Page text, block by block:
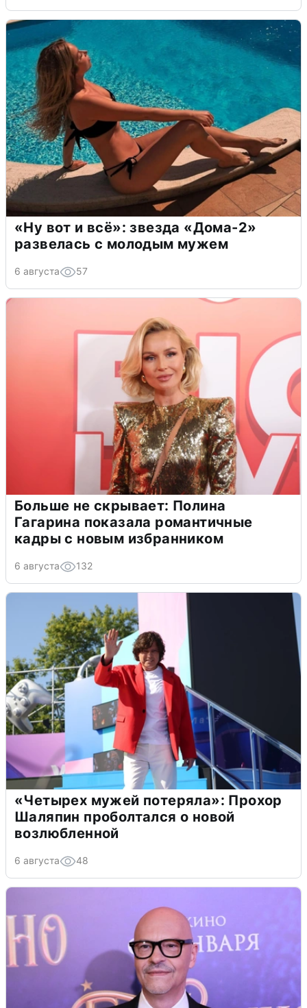
«Ну вот и всё»: звезда «Дома-2»
развелась с молодым мужем
6 августа 57
Больше не скрывает: Полина
Гагарина показала романтичные
кадры с новым избранником
6 августа 132
«Четырех мужей потеряла»: Прохор
Шаляпин проболтался о новой
возлюбленной
6 августа 48